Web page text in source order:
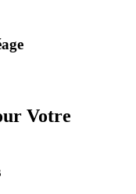
Votre